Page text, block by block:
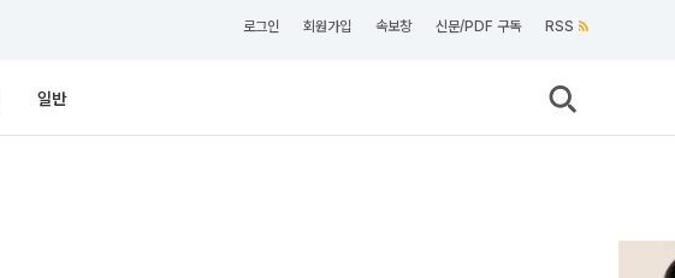
로그인 회원가입 속보창 신문/PDF 구독 RSS
일반